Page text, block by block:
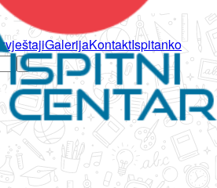
IzvještajiGalerijaKontaktIspitanko